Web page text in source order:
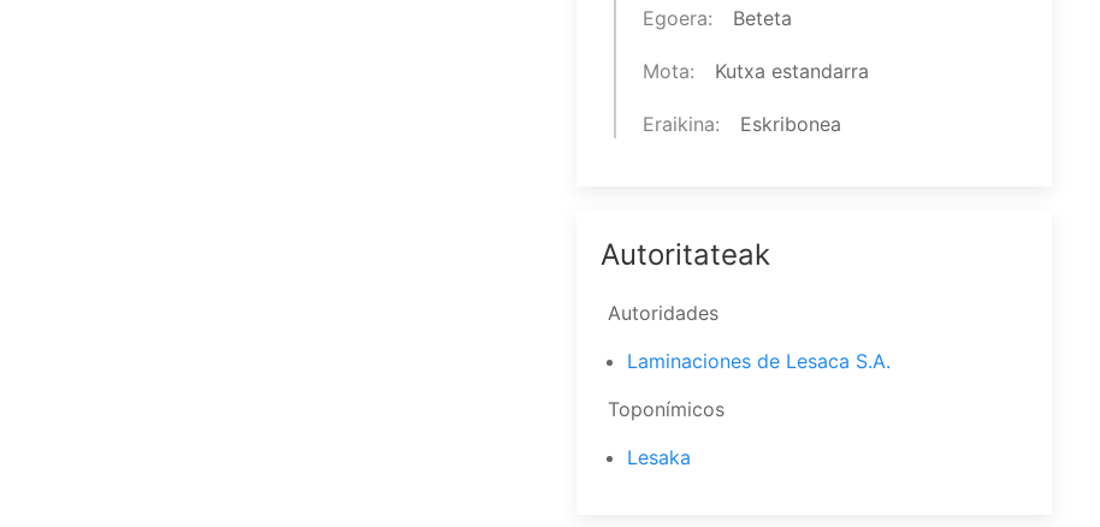
Egoera Beteta
Mota Kutxa estandarra
Eraikina Eskribonea
Autoritateak
Autoridades
Laminaciones de Lesaca S.A.
Toponímicos
Lesaka